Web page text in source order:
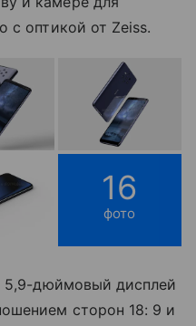
с оптикой от Zeiss.
16
фото
5,9-дюймовый дисплей
сторон 18: 9 и